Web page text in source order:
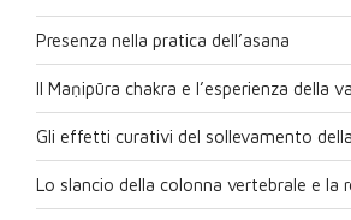
Presenza nella pratica dell’asana
Il Maṇipūra chakra e l’esperienza della
Gli effetti curativi del sollevamento
Lo slancio della colonna vertebrale e la